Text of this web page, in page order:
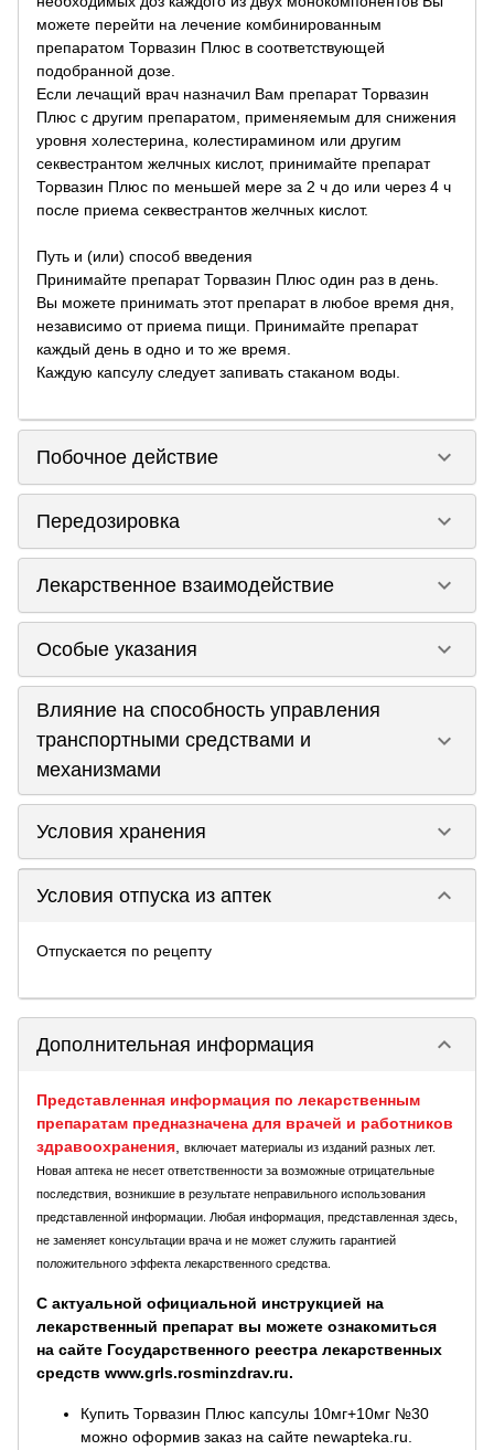
можете перейти на лечение комбинированным
препаратом Торвазин Плюс в соответствующей
подобранной дозе.
Если лечащий врач назначил Вам препарат Торвазин
Плюс с другим препаратом, применяемым для снижения
уровня холестерина, колестирамином или другим
секвестрантом желчных кислот, принимайте препарат
Торвазин Плюс по меньшей мере за 2 ч до или через 4 ч
после приема секвестрантов желчных кислот.
Путь и (или) способ введения
Принимайте препарат Торвазин Плюс один раз в день.
Вы можете принимать этот препарат в любое время дня,
независимо от приема пищи. Принимайте препарат
каждый день в одно и то же время.
Каждую капсулу следует запивать стаканом воды.
Побочное действие keyboard_arrow_down
Передозировка keyboard_arrow_down
Лекарственное взаимодействие keyboard_arrow_down
Особые указания keyboard_arrow_down
Влияние на способность управления
транспортными средствами и
механизмами
keyboard_arrow_down
Условия хранения keyboard_arrow_down
Условия отпуска из аптек keyboard_arrow_down
Отпускается по рецепту
Дополнительная информация keyboard_arrow_down
Представленная информация по лекарственным
препаратам предназначена для врачей и работников
здравоохранения
включает материалы из изданий разных лет.
Новая аптека не несет ответственности за возможные отрицательные
последствия, возникшие в результате неправильного использования
представленной информации. Любая информация, представленная здесь,
не заменяет консультации врача и не может служить гарантией
положительного эффекта лекарственного средства.
С актуальной официальной инструкцией на
лекарственный препарат вы можете ознакомиться
на сайте Государственного реестра лекарственных
средств www.grls.rosminzdrav.ru.
Купить Торвазин Плюс капсулы 10мг+10мг №30
можно оформив заказ на сайте newapteka.ru.